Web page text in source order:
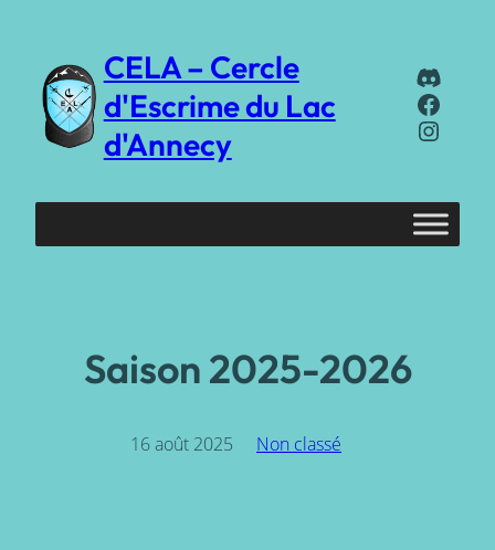
contenu
CELA – Cercle
d'Escrime du Lac
d'Annecy
Saison 2025-2026
16 août 2025 Non classé